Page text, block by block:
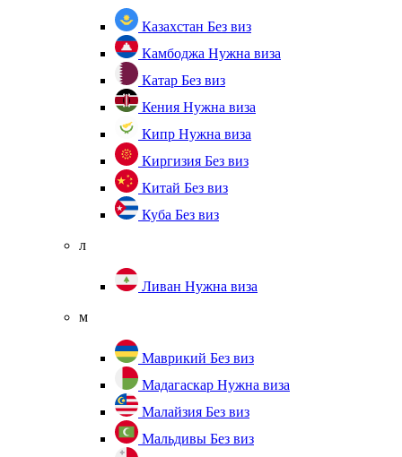
Казахстан Без виз
Камбоджа Нужна виза
Катар Без виз
Кения Нужна виза
Кипр Нужна виза
Киргизия Без виз
Китай Без виз
Куба Без виз
л
Ливан Нужна виза
м
Маврикий Без виз
Мадагаскар Нужна виза
Малайзия Без виз
Мальдивы Без виз